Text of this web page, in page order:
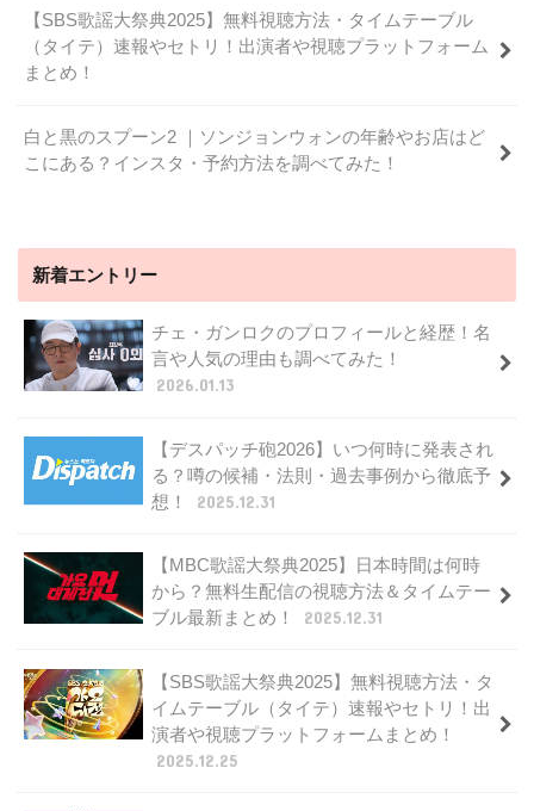
【SBS歌謡大祭典2025】無料視聴方法・タイムテーブル
（タイテ）速報やセトリ！出演者や視聴プラットフォーム
まとめ！
白と黒のスプーン2 ｜ソンジョンウォンの年齢やお店はど
こにある？インスタ・予約方法を調べてみた！
新着エントリー
チェ・ガンロクのプロフィールと経歴！名
言や人気の理由も調べてみた！
2026.01.13
【デスパッチ砲2026】いつ何時に発表され
る？噂の候補・法則・過去事例から徹底予
想！
2025.12.31
【MBC歌謡大祭典2025】日本時間は何時
から？無料生配信の視聴方法＆タイムテー
ブル最新まとめ！
2025.12.31
【SBS歌謡大祭典2025】無料視聴方法・タ
イムテーブル（タイテ）速報やセトリ！出
演者や視聴プラットフォームまとめ！
2025.12.25